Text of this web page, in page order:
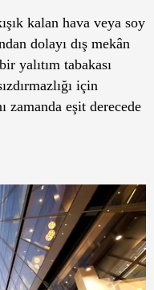
kalan hava veya soy
dolayı dış mekân
yalıtım tabakası
için
zamanda eşit derecede